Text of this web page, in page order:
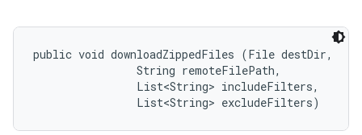
public void downloadZippedFiles (File destDir,
                String remoteFilePath,
                List<String> includeFilters,
                List<String> excludeFilters)